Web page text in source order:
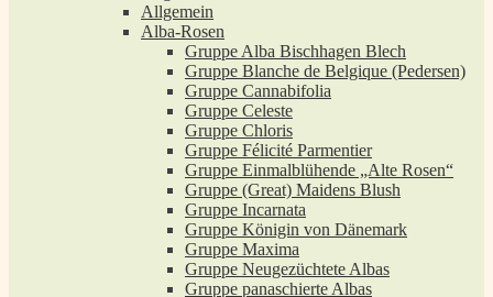
Allgemein
Alba-Rosen
Gruppe Alba Bischhagen Blech
Gruppe Blanche de Belgique (Pedersen)
Gruppe Cannabifolia
Gruppe Celeste
Gruppe Chloris
Gruppe Félicité Parmentier
Gruppe Einmalblühende „Alte Rosen“
Gruppe (Great) Maidens Blush
Gruppe Incarnata
Gruppe Königin von Dänemark
Gruppe Maxima
Gruppe Neugezüchtete Albas
Gruppe panaschierte Albas